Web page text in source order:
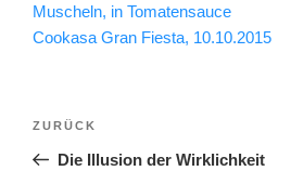
Muscheln, in Tomatensauce
Cookasa Gran Fiesta, 10.10.2015
Beitragsnavigation
Vorheriger
Beitrag
ZURÜCK
Die Illusion der Wirklichkeit